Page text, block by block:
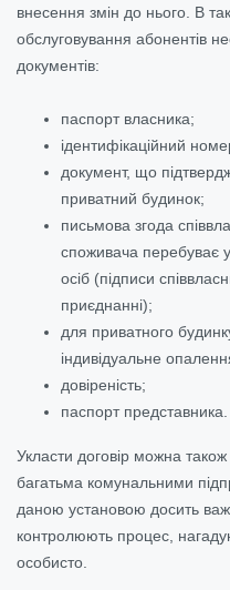
внесення змін до нього. В
обслуговування абонентів
документів:
паспорт власника;
ідентифікаційний
документ, що
приватний будинок;
письмова згода
споживача перебуває у
осіб (підписи
приєднанні);
для приватного
індивідуальне
довіреність;
паспорт представника.
Укласти договір можна
багатьма комунальними
даною установою досить
контролюють процес,
особисто.